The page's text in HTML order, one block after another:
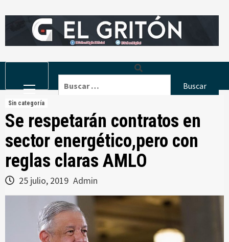
to
Menu
Sin categoría
Se respetarán contratos en
sector energético,pero con
reglas claras AMLO
25 julio, 2019 Admin